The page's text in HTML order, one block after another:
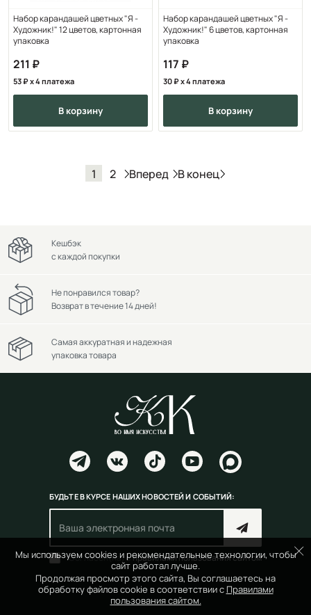
Набор карандашей цветных "Я -
Художник!" 12 цветов, картонная
упаковка
211
53 x 4 платежа
в корзину
Набор карандашей цветных "Я -
Художник!" 6 цветов, картонная
упаковка
117
30 x 4 платежа
в корзину
1 2 Вперед В конец
Мы используем cookies и рекомендательные технологии, чтобы
сайт работал лучше.
Продолжая просмотр этого сайта, Вы соглашаетесь на
обработку файлов cookie в соответствии с Правилами
пользования сайтом.
Кешбэк
с каждой покупки
Не понравился товар?
Возврат в течение 14 дней!
Самая аккуратная и надежная
упаковка товара
БУДЬТЕ В КУРСЕ НАШИХ НОВОСТЕЙ И СОБЫТИЙ:
Согласен(на) справилами пользования сайтом